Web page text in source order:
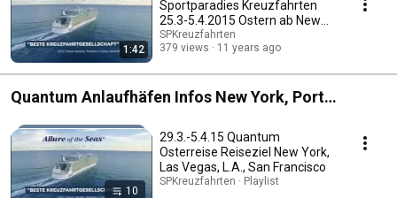
1:42
Sportparadies Kreuzfahrten
25.3-5.4.2015 Ostern ab New
York Florida Bahamas
SPKreuzfahrten
379 views
11 years ago
Quantum Anlaufhäfen Infos New York, Port
10
29.3.-5.4.15 Quantum
Osterreise Reiseziel New York,
Las Vegas, L.A., San Francisco
SPKreuzfahrten · Playlist